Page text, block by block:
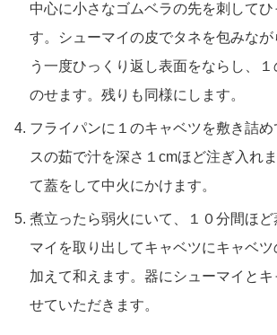
中心に小さなゴムベラの先を刺してひ
す。シューマイの皮でタネを包みな
う一度ひっくり返し表面をならし、
のせます。残りも同様にします。
フライパンに１のキャベツを敷き詰
スの茹で汁を深さ１cmほど注ぎ入れ
て蓋をして中火にかけます。
煮立ったら弱火にいて、１０分間ほ
マイを取り出してキャベツにキャベ
加えて和えます。器にシューマイと
せていただきます。